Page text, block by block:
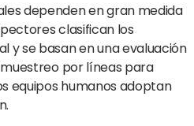
dependen en gran medida
clasifican los
y se basan en una evaluación
muestreo por líneas para
equipos humanos adoptan